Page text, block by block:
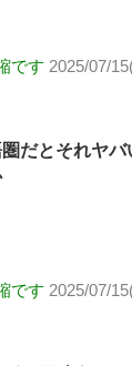
です 2025/07/
だとそれヤ
です 2025/07/